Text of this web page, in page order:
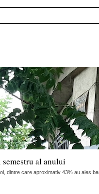
al anului
dintre care aproximativ 43% au ales